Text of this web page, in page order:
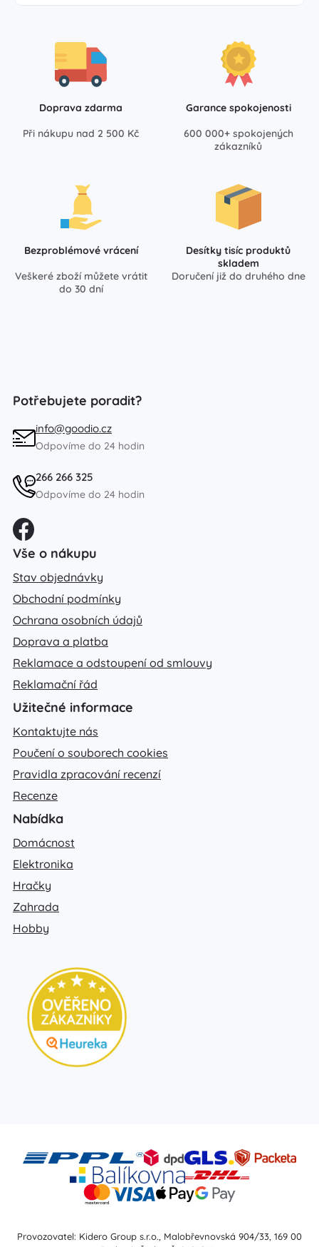
Doprava zdarma
Při nákupu nad 2 500 Kč
Garance spokojenosti
600 000+ spokojených
zákazníků
Bezproblémové vrácení
Veškeré zboží můžete vrátit
do 30 dní
Desítky tisíc produktů
skladem
Doručení již do druhého dne
Potřebujete poradit?
info@goodio.cz
Odpovíme do 24 hodin
266 266 325
Odpovíme do 24 hodin
Vše o nákupu
Stav objednávky
Obchodní podmínky
Ochrana osobních údajů
Doprava a platba
Reklamace a odstoupení od smlouvy
Reklamační řád
Užitečné informace
Kontaktujte nás
Poučení o souborech cookies
Pravidla zpracování recenzí
Recenze
Nabídka
Domácnost
Elektronika
Hračky
Zahrada
Hobby
Provozovatel: Kidero Group s.r.o., Malobřevnovská 904/33, 169 00